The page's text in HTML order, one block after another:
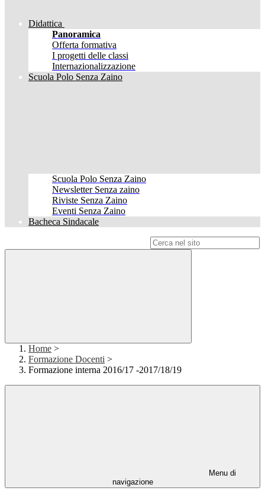
Didattica
Panoramica
Offerta formativa
I progetti delle classi
Internazionalizzazione
Scuola Polo Senza Zaino
Scuola Polo Senza Zaino
Newsletter Senza zaino
Riviste Senza Zaino
Eventi Senza Zaino
Bacheca Sindacale
Home >
Formazione Docenti >
Formazione interna 2016/17 -2017/18/19
Menu di
navigazione